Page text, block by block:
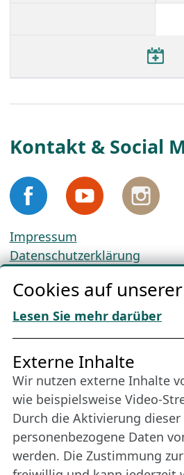
Kontakt & Social
Impressum
Datenschutzerklärung
AGBs
Download „Nordic Tango“
Freundes­kreis
Bleiben Sie uns das ganze
Werden Sie Freund der
Lübeck.
Cookies auf
Lesen Sie mehr darüber
Externe Inhalte
Wir nutzen externe Inhalte
wie beispielsweise Video-
Durch die Aktivierung
personenbezogene Daten
werden. Die Zustimmung